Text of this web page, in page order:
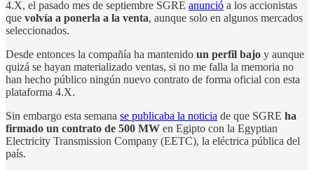
4.X, el pasado mes de septiembre SGRE anunció a los accionistas
que volvía a ponerla a la venta, aunque solo en algunos mercados
seleccionados.
Desde entonces la compañía ha mantenido un perfil bajo y aunque
quizá se hayan materializado ventas, si no me falla la memoria no
han hecho público ningún nuevo contrato de forma oficial con esta
plataforma 4.X.
Sin embargo esta semana se publicaba la noticia de que SGRE ha
firmado un contrato de 500 MW en Egipto con la Egyptian
Electricity Transmission Company (EETC), la eléctrica pública del
país.